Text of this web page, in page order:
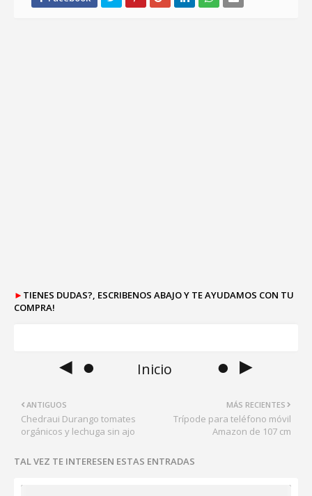
► TIENES DUDAS?, ESCRIBENOS ABAJO Y TE AYUDAMOS CON TU
COMPRA!
◄ ● Inicio ● ►
MÁS RECIENTES
Trípode para teléfono móvil
Amazon de 107 cm
ANTIGUOS
Chedraui Durango tomates
orgánicos y lechuga sin ajo
TAL VEZ TE INTERESEN ESTAS ENTRADAS